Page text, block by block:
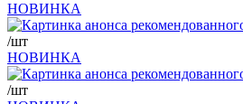
НОВИНКА
/шт
НОВИНКА
/шт